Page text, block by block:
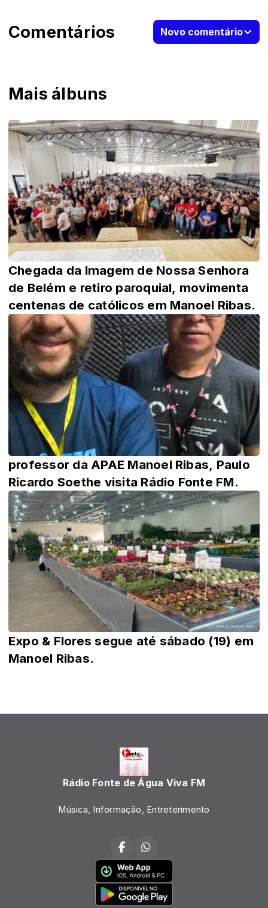
Mais álbuns
Chegada da Imagem de Nossa Senhora
de Belém e retiro paroquial, movimenta
centenas de católicos em Manoel Ribas.
professor da APAE Manoel Ribas, Paulo
Ricardo Soethe visita Rádio Fonte FM.
Expo & Flores segue até sábado (19) em
Manoel Ribas.
Comentários Novo comentário
Rádio Fonte de Água Viva FM
Música, Informação, Entreterimento